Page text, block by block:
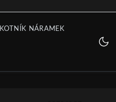
KOTNÍK NÁRAMEK